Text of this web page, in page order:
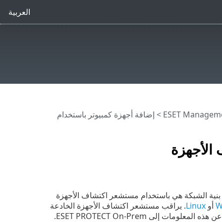
العربية
> إضافة أجهزة كمبيوتر باستخدام
الشبكة هي باستخدام مستشعر اكتشاف الأجهزة
أو Linux. يراقب مستشعر اكتشاف الأجهزة الخادعة